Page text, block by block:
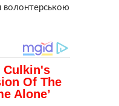
волонтерською